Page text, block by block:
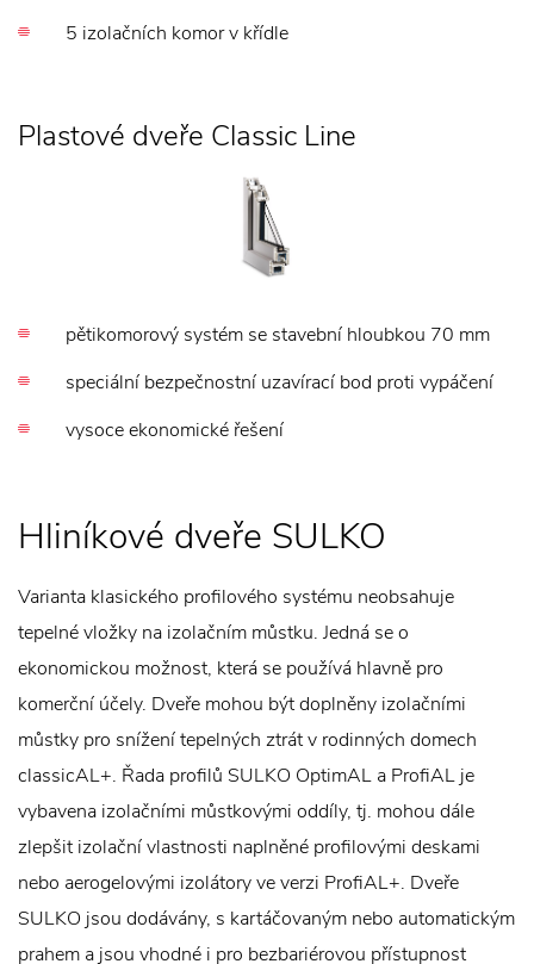
5 izolačních komor v křídle
Plastové dveře Classic Line
pětikomorový systém se stavební hloubkou 70 mm
speciální bezpečnostní uzavírací bod proti vypáčení
vysoce ekonomické řešení
Hliníkové dveře SULKO
Varianta klasického profilového systému neobsahuje
tepelné vložky na izolačním můstku. Jedná se o
ekonomickou možnost, která se používá hlavně pro
komerční účely. Dveře mohou být doplněny izolačními
můstky pro snížení tepelných ztrát v rodinných domech
classicAL+. Řada profilů SULKO OptimAL a ProfiAL je
vybavena izolačními můstkovými oddíly, tj. mohou dále
zlepšit izolační vlastnosti naplněné profilovými deskami
nebo aerogelovými izolátory ve verzi ProfiAL+. Dveře
SULKO jsou dodávány, s kartáčovaným nebo automatickým
prahem a jsou vhodné i pro bezbariérovou přístupnost